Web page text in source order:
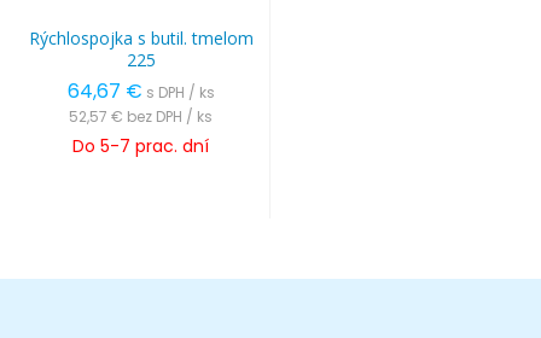
Rýchlospojka s butil. tmelom
225
64,67 € s DPH / ks
52,57 € bez DPH / ks
Do 5-7 prac. dní